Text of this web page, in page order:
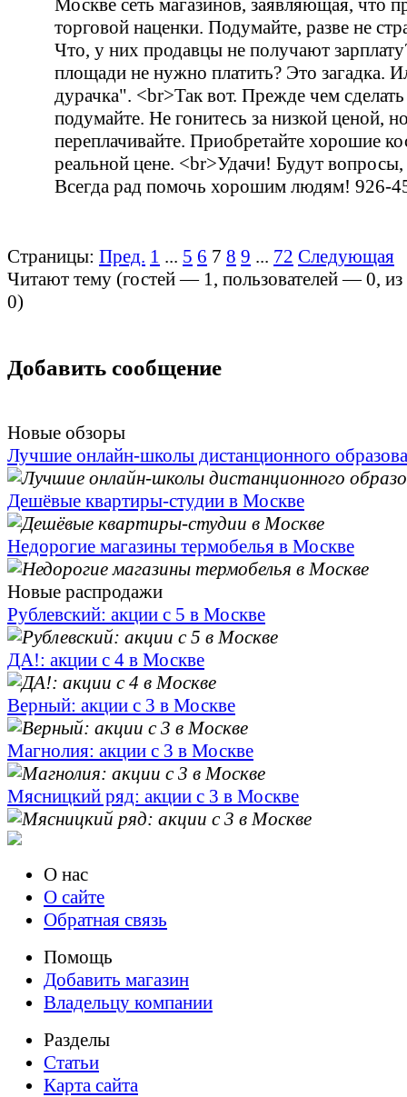
Москве сеть магазинов, заявляющая, что
торговой наценки. Подумайте, разве не
Что, у них продавцы не получают
площади не нужно платить? Это загадка.
дурачка". <br>Так вот. Прежде чем
подумайте. Не гонитесь за низкой ценой,
переплачивайте. Приобретайте хорошие
реальной цене. <br>Удачи! Будут
Всегда рад помочь хорошим людям! 926-
Страницы: Пред. 1 ... 5 6 7 8 9 ... 72 Следующая
Читают тему (гостей — 1, пользователей —0,
0)
Добавить сообщение
Новые обзоры
Лучшие онлайн-школы дистанционного
Дешёвые квартиры-студии в Москве
Недорогие магазины термобелья в Москве
Новые распродажи
Рублевский: акции с 5 в Москве
ДА!: акции с 4 в Москве
Верный: акции с 3 в Москве
Магнолия: акции с 3 в Москве
Мясницкий ряд: акции с 3 в Москве
О нас
О сайте
Обратная связь
Помощь
Добавить магазин
Владельцу компании
Разделы
Статьи
Карта сайта